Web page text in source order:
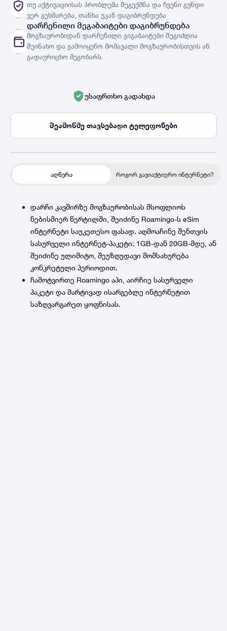
თუ აქტივაციისას პრობლემა შეგექმნა და ჩვენი გუნდი
ვერ გეხმარება, თანხა უკან დაგიბრუნდება
დარჩენილი მეგაბაიტები დაგიბრუნდება
მოგზაურობიდან დარჩენილი გიგაბაიტები შეგიძლია
შეინახო და გამოიყენო მომავალი მოგზაურობისთვის ან
გადაურიცხო მეგობარს.
უსაფრთხო გადახდა
შეამოწმე თავსებადი ტელეფონები
აღწერა როგორ გავიაქტიურო ინტერნეტი?
დარჩი კავშირზე მოგზაურობისას მსოფლიოს
ნებისმიერ წერტილში, შეიძინე Roamingo-ს eSim
ინტერნეტი საუკეთესო ფასად. აღმოაჩინე შენთვის
სასურველი ინტერნეტ-პაკეტი: 1GB-დან 20GB-მდე, ან
შეიძინე ულიმიტო, შეუზღუდავი მომსახურება
კონკრეტული პერიოდით.
ჩამოტვირთე Roamingo აპი, აირჩიე სასურველი
პაკეტი და მარტივად ისარგებლე ინტერნეტით
საზღვარგარეთ ყოფნისას.